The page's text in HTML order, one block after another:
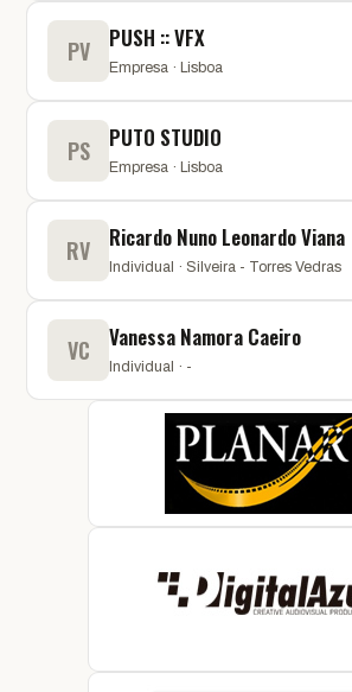
PV PUSH :: VFX
Empresa · Lisboa
PS PUTO STUDIO
Empresa · Lisboa
RV Ricardo Nuno Leonardo Viana
Individual · Silveira - Torres Vedras
VC Vanessa Namora Caeiro
Individual · -